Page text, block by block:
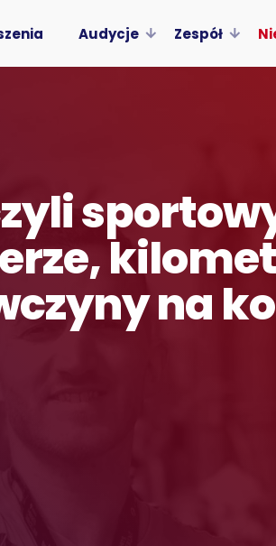
Audycje Zespół
na